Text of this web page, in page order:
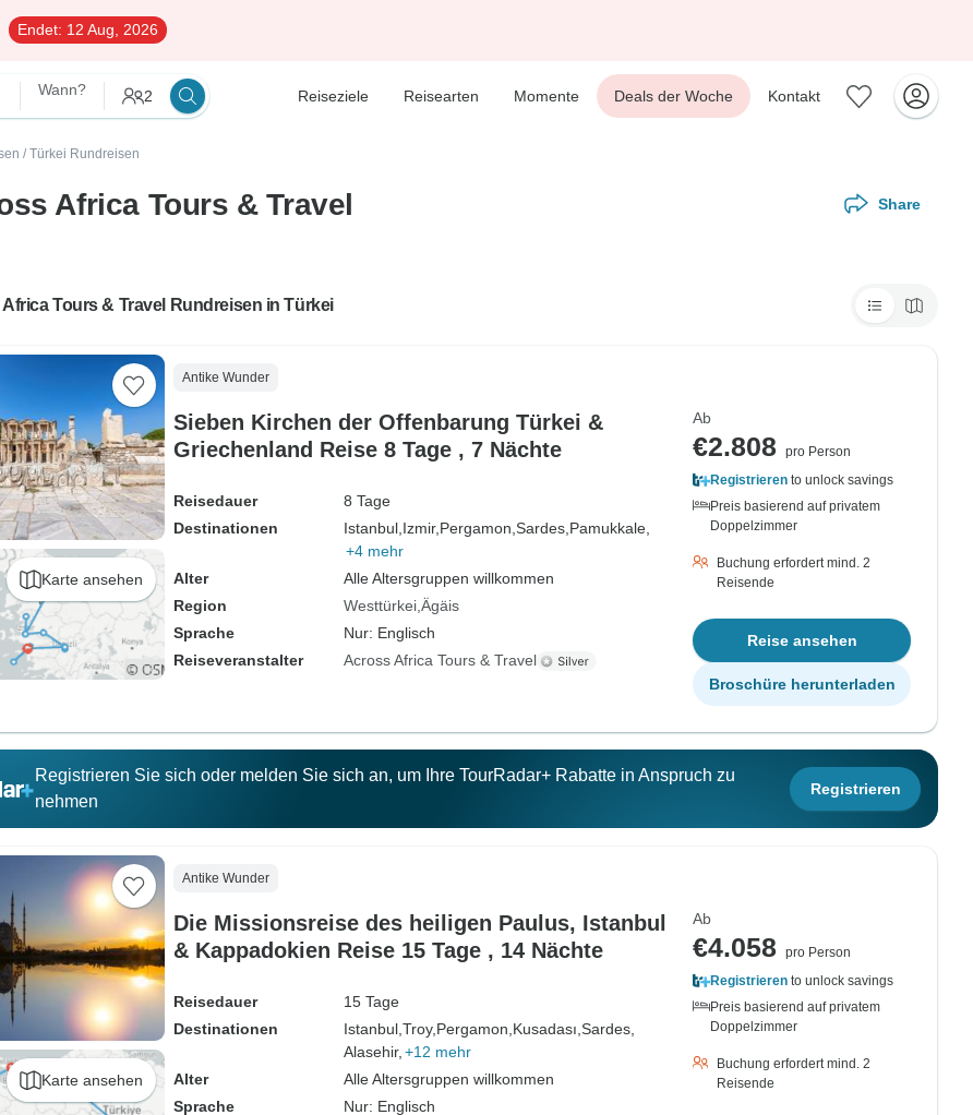
Endet: 12 Aug, 2026
Wann? 2 Reiseziele Reisearten Momente Deals der Woche Kontakt
/ Türkei Rundreisen
Africa Tours & Travel Share
Tours & Travel Rundreisen in Türkei
Karte ansehen
Antike Wunder
Sieben Kirchen der Offenbarung Türkei &
Griechenland Reise 8 Tage , 7 Nächte
Reisedauer
8 Tage
Destinationen
Istanbul, Izmir, Pergamon, Sardes, Pamukkale,
+4 mehr
Alter
Alle Altersgruppen willkommen
Region
Westtürkei Ägäis
Sprache
Nur: Englisch
Reiseveranstalter
Across Africa Tours & Travel
Ab
€2.808
pro Person
Registrieren to unlock savings
Preis basierend auf privatem
Doppelzimmer
Buchung erfordert mind. 2
Reisende
Reise ansehen
Broschüre herunterladen
Registrieren Sie sich oder melden Sie sich an, um Ihre TourRadar+ Rabatte in Anspruch zu
nehmen
Registrieren
Karte ansehen
Antike Wunder
Die Missionsreise des heiligen Paulus, Istanbul
& Kappadokien Reise 15 Tage , 14 Nächte
Reisedauer
15 Tage
Destinationen
Istanbul, Troy, Pergamon, Kusadası, Sardes,
Alasehir, +12 mehr
Alter
Alle Altersgruppen willkommen
Sprache
Nur: Englisch
Ab
€4.058
pro Person
Registrieren to unlock savings
Preis basierend auf privatem
Doppelzimmer
Buchung erfordert mind. 2
Reisende